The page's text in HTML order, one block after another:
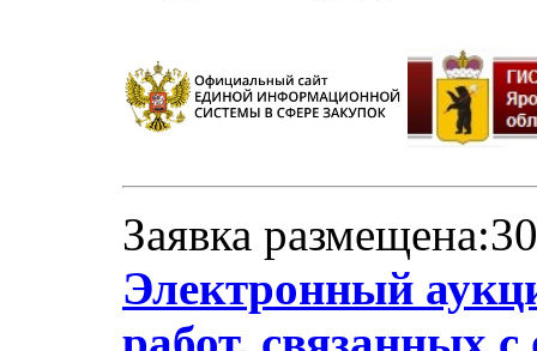
Заявка
Электронный